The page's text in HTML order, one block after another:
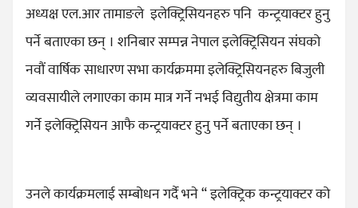
अध्यक्ष एल.आर तामाङले इलेक्ट्रिसियनहरु पनि कन्ट्रयाक्टर हुनु
पर्ने बताएका छन् । शनिबार सम्पन्न नेपाल इलेक्ट्रिसियन संघको
नवौं वार्षिक साधारण सभा कार्यक्रममा इलेक्ट्रिसियनहरु बिजुली
व्यवसायीले लगाएका काम मात्र गर्ने नभई विद्युतीय क्षेत्रमा काम
गर्ने इलेक्ट्रिसियन आफै कन्ट्रयाक्टर हुनु पर्ने बताएका छन् ।
उनले कार्यक्रमलाई सम्बोधन गर्दै भने “ इलेक्ट्रिक कन्ट्रयाक्टर को